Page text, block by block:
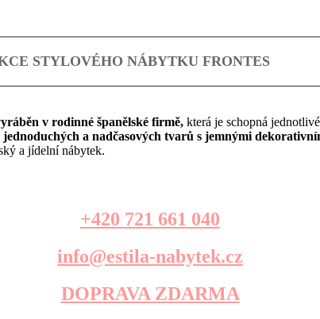
STYLOVÉHO NÁBYTKU FRONTES
v rodinné španělské firmě, která je schopná
a nadčasových tvarů s jemnými
a jídelní nábytek.
+420 721 661 040
info@estila-nabytek.cz
DOPRAVA ZDARMA